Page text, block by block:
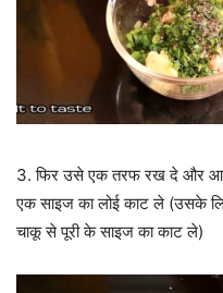
3. फिर उसे एक तरफ रख दे और
एक साइज का लोई काट ले (उसके
चाकू से पूरी के साइज का काट ले)